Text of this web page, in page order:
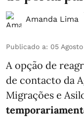
Amanda Lima
Publicado a: 05
A opção de
de contacto da
Migrações e